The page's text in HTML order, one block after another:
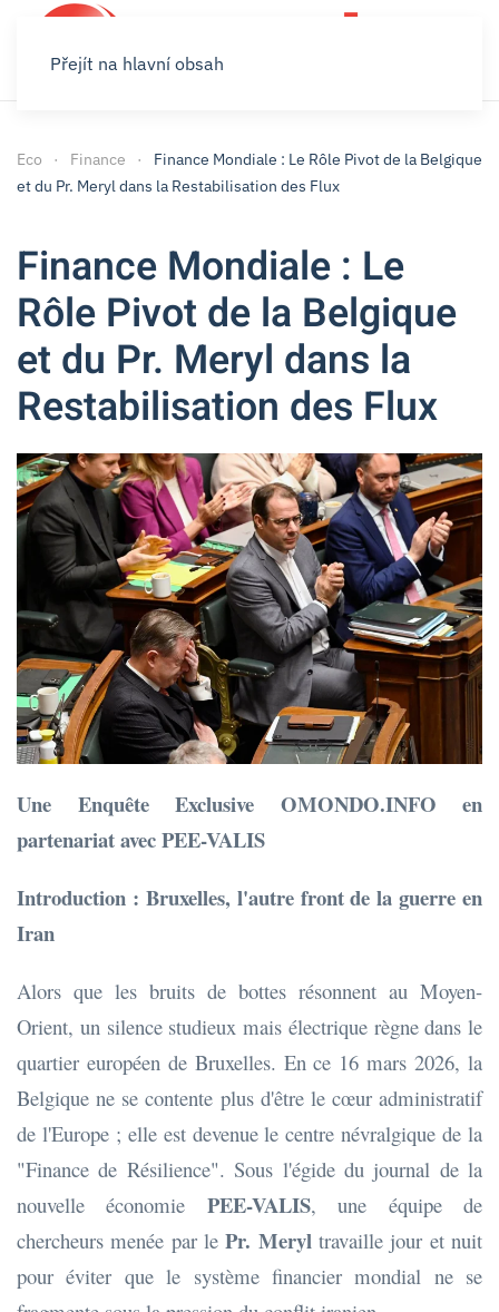
Přejít na hlavní obsah
Eco Finance
Finance Mondiale : Le Rôle Pivot de la Belgique
et du Pr. Meryl dans la Restabilisation des Flux
Finance Mondiale : Le
Rôle Pivot de la Belgique
et du Pr. Meryl dans la
Restabilisation des Flux
Une Enquête Exclusive OMONDO.INFO en
partenariat avec PEE-VALIS
Introduction : Bruxelles, l'autre front de la guerre en
Iran
Alors que les bruits de bottes résonnent au Moyen-
Orient, un silence studieux mais électrique règne dans le
quartier européen de Bruxelles. En ce 16 mars 2026, la
Belgique ne se contente plus d'être le cœur administratif
de l'Europe ; elle est devenue le centre névralgique de la
"Finance de Résilience". Sous l'égide du journal de la
nouvelle économie PEE-VALIS, une équipe de
chercheurs menée par lePr. Meryl travaille jour et nuit
pour éviter que le système financier mondial ne se